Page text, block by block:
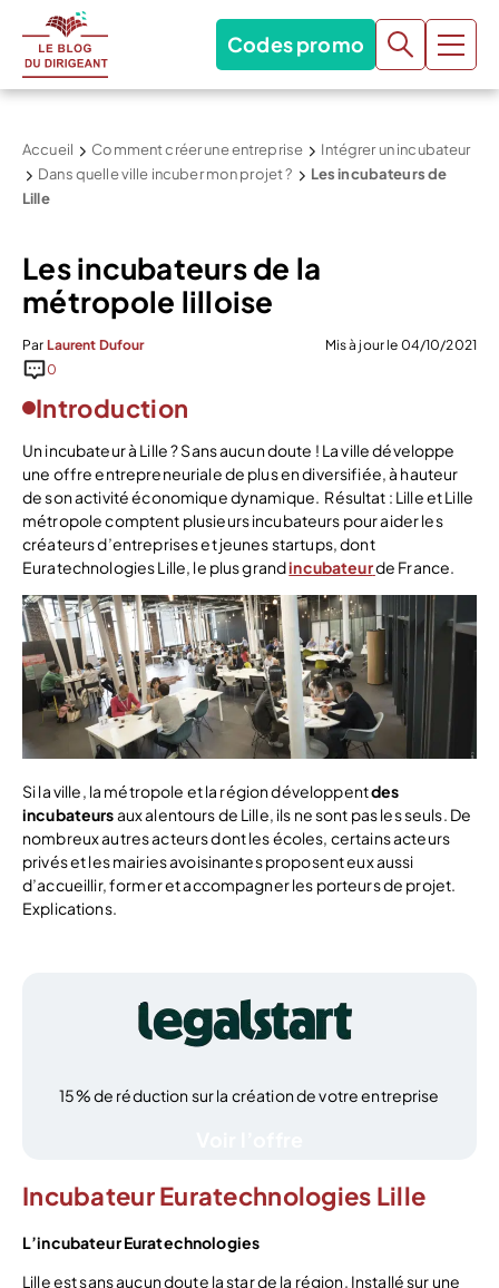
Codes promo
Accueil Comment créer une entreprise
Intégrer un incubateur
Dans quelle ville incuber mon projet ?
Les incubateurs de
Lille
Les incubateurs de la
métropole lilloise
Par Laurent Dufour
Mis à jour le 04/10/2021
0
Introduction
Un incubateur à Lille ? Sans aucun doute ! La ville développe
une offre entrepreneuriale de plus en diversifiée, à hauteur
de son activité économique dynamique. Résultat : Lille et Lille
métropole comptent plusieurs incubateurs pour aider les
créateurs d’entreprises et jeunes startups, dont
Euratechnologies Lille, le plus grandincubateurde France.
Si la ville, la métropole et la région développentdes
incubateursaux alentours de Lille, ils ne sont pas les seuls. De
nombreux autres acteurs dont les écoles, certains acteurs
privés et les mairies avoisinantes proposent eux aussi
d’accueillir, former et accompagner les porteurs de projet.
Explications.
15% de réduction sur la création de votre entreprise
Incubateur Euratechnologies Lille
L’incubateur Euratechnologies
Lille est sans aucun doute la star de la région. Installé sur une